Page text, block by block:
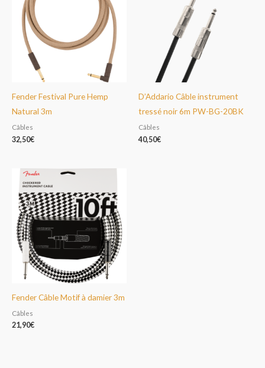
Fender Festival Pure Hemp
Natural 3m
Câbles
32,50€
D’Addario Câble instrument
tressé noir 6m PW-BG-20BK
Câbles
40,50€
Fender Câble Motif à damier 3m
Câbles
21,90€